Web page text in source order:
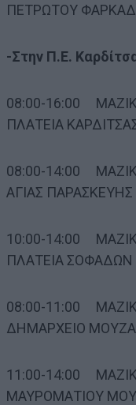
ΠΕΤΡΩΤΟΥ
-Στην Π.Ε.
08:00-16:00
ΠΛΑΤΕΙΑ
08:00-14:00
ΑΓΙΑΣ ΠΑΡΑΣΚΕΥΗΣ
10:00-14:00
ΠΛΑΤΕΙΑ ΣΟΦΑΔΩΝ
08:00-11:00
ΔΗΜΑΡΧΕΙΟ
11:00-14:00
ΜΑΥΡΟΜΑΤΙΟΥ